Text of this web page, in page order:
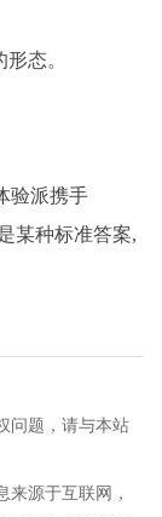
态。
验派携手
某种标准答案,
问题，请与本站
来源于互联网，